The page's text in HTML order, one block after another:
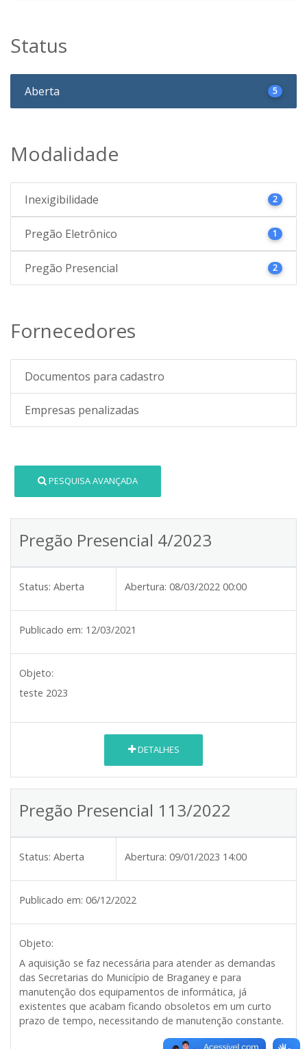
Status
Aberta 5
Modalidade
Inexigibilidade 2
Pregão Eletrônico 1
Pregão Presencial 2
Fornecedores
Documentos para cadastro
Empresas penalizadas
PESQUISA AVANÇADA
Pregão Presencial 4/2023
Status: Aberta Abertura: 08/03/2022 00:00
Publicado em: 12/03/2021
Objeto:
teste 2023
DETALHES
Pregão Presencial 113/2022
Status: Aberta Abertura: 09/01/2023 14:00
Publicado em: 06/12/2022
Objeto:
A aquisição se faz necessária para atender as demandas
das Secretarias do Município de Braganey e para
manutenção dos equipamentos de informática, já
existentes que acabam ficando obsoletos em um curto
prazo de tempo, necessitando de manutenção constante.